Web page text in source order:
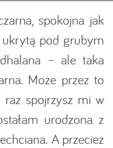
spokojna jak
ukrytą pod grubym
– ale taka
Może przez to
raz spojrzysz mi w
urodzona z
A przecież